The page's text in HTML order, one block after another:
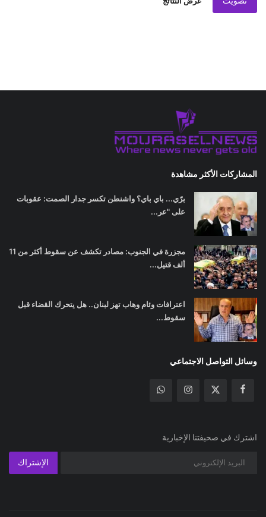
المشاركات الأكثر مشاهدة
برّي... باي باي؟ واشنطن تكسر جدار الصمت: عقوبات
على "عر...
مجزرة في الجنوب: مصادر تكشف عن سقوط أكثر من 11
ألف قتيل...
اعترافات وئام وهاب تهز لبنان.. هل يتحرك القضاء قبل
سقوط...
وسائل التواصل الاجتماعي
اشترك في صحيفتنا الإخبارية
الإشتراك